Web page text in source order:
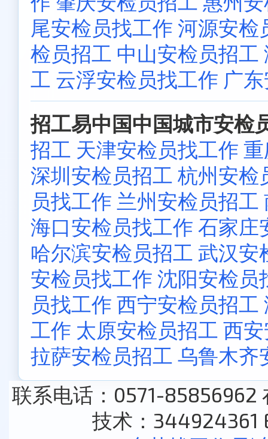
尾安检员找工作 河源安检
检员招工 中山安检员招工
工 云浮安检员找工作 广
招工易中国中国城市安检
招工 天津安检员找工作
深圳安检员招工 杭州安检
员找工作 兰州安检员招工
海口安检员找工作 石家庄
哈尔滨安检员招工 武汉安
安检员找工作 沈阳安检员
员找工作 西宁安检员招工
工作 太原安检员招工 西
拉萨安检员招工 乌鲁木齐
联系电话：0571-85856962
技术：344924361